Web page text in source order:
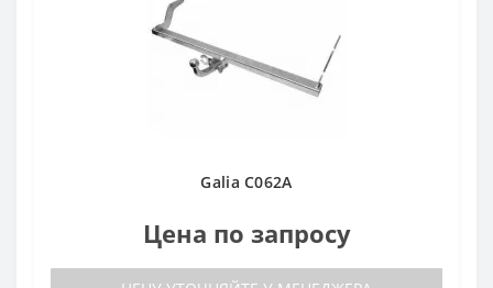
Galia C062A
Цена по запросу